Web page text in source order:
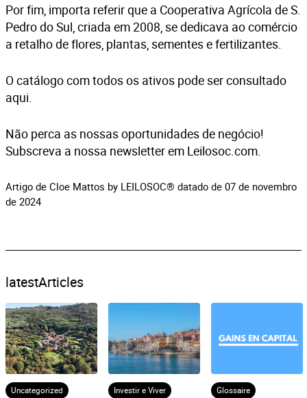
Por fim, importa referir que a Cooperativa Agrícola de S.
Pedro do Sul, criada em 2008, se dedicava ao comércio
a retalho de flores, plantas, sementes e fertilizantes.
O catálogo com todos os ativos pode ser consultado
aqui
Não perca as nossas oportunidades de negócio!
Subscreva a nossa newsletter em Leilosoc.com.
Artigo de Cloe Mattos by LEILOSOC® datado de 07 de novembro
de 2024
latestArticles
Uncategorized Investir e Viver Glossaire